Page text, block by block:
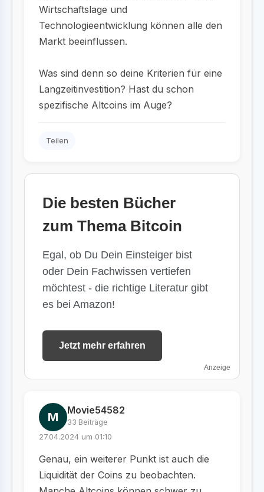
Wirtschaftslage und
Technologieentwicklung können alle den
Markt beeinflussen.
Was sind denn so deine Kriterien für eine
Langzeitinvestition? Hast du schon
spezifische Altcoins im Auge?
Teilen
Die besten Bücher
zum Thema Bitcoin
Egal, ob Du Dein Einsteiger bist
oder Dein Fachwissen vertiefen
möchtest - die richtige Literatur gibt
es bei Amazon!
Jetzt mehr erfahren
Anzeige
M Movie54582
33 Beiträge
27.04.2024 um 01:10
Genau, ein weiterer Punkt ist auch die
Liquidität der Coins zu beobachten.